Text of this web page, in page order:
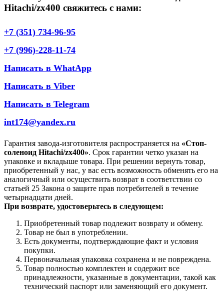
Hitachi/zx400 свяжитесь с нами:
+7 (351) 734-96-95
+7 (996)-228-11-74
Написать в WhatApp
Написать в Viber
Написать в Telegram
int174@yandex.ru
Гарантия завода-изготовителя распространяется на «Стоп-
соленоид Hitachi/zx400». Срок гарантии четко указан на
упаковке и вкладыше товара. При решении вернуть товар,
приобретенный у нас, у вас есть возможность обменять его на
аналогичный или осуществить возврат в соответствии со
статьей 25 Закона о защите прав потребителей в течение
четырнадцати дней.
При возврате, удостоверьтесь в следующем:
Приобретенный товар подлежит возврату и обмену.
Товар не был в употреблении.
Есть документы, подтверждающие факт и условия
покупки.
Первоначальная упаковка сохранена и не повреждена.
Товар полностью комплектен и содержит все
принадлежности, указанные в документации, такой как
технический паспорт или заменяющий его документ.